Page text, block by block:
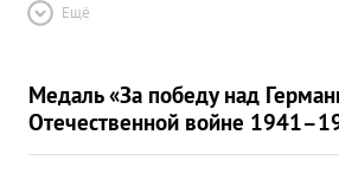
Ещё
Медаль «За победу над
Отечественной войне